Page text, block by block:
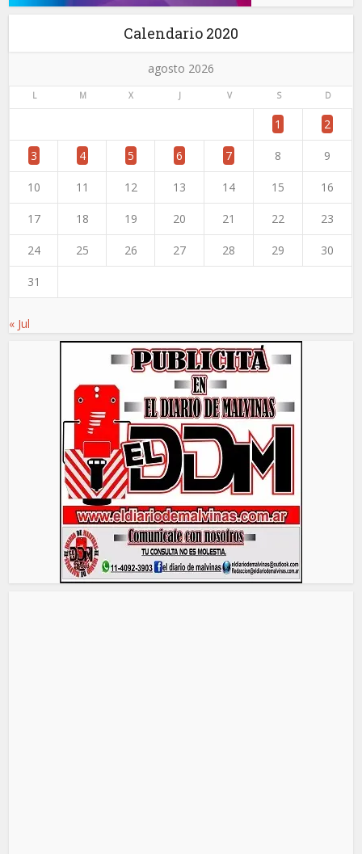
Calendario 2020
agosto 2026
L M X J V S D
1 2
3 4 5 6 7 8 9
10 11 12 13 14 15 16
17 18 19 20 21 22 23
24 25 26 27 28 29 30
31
« Jul